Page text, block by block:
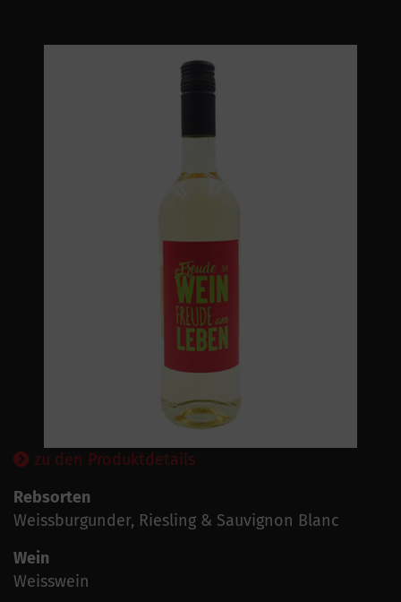
zu den Produktdetails
Rebsorten
Weissburgunder, Riesling & Sauvignon Blanc
Wein
Weisswein